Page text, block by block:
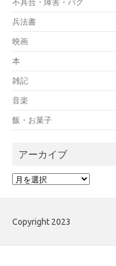
不具合・障害・バグ
兵法書
映画
本
雑記
音楽
飯・お菓子
アーカイブ
ア
ブ
Copyright 2023